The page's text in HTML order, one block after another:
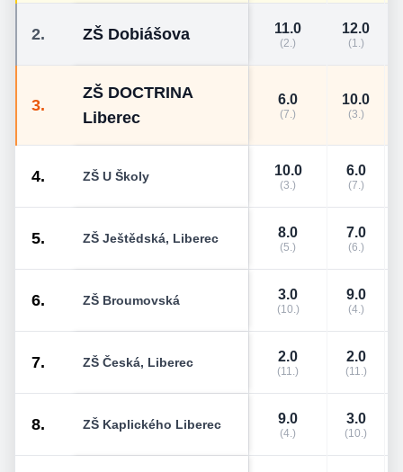
2. ZŠ Dobiášova 11.0
(2.)
12.0
(1.)
3.
ZŠ DOCTRINA
Liberec
6.0
(7.)
10.0
(3.)
4. ZŠ U Školy 10.0
(3.)
6.0
(7.)
5. ZŠ Ještědská, Liberec 8.0
(5.)
7.0
(6.)
6. ZŠ Broumovská 3.0
(10.)
9.0
(4.)
7. ZŠ Česká, Liberec 2.0
(11.)
2.0
(11.)
8. ZŠ Kaplického Liberec 9.0
(4.)
3.0
(10.)